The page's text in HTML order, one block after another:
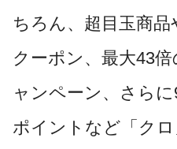
ちろん、超目玉商品
クーポン、最大43
ャンペーン、さら
ポイントなど「ク